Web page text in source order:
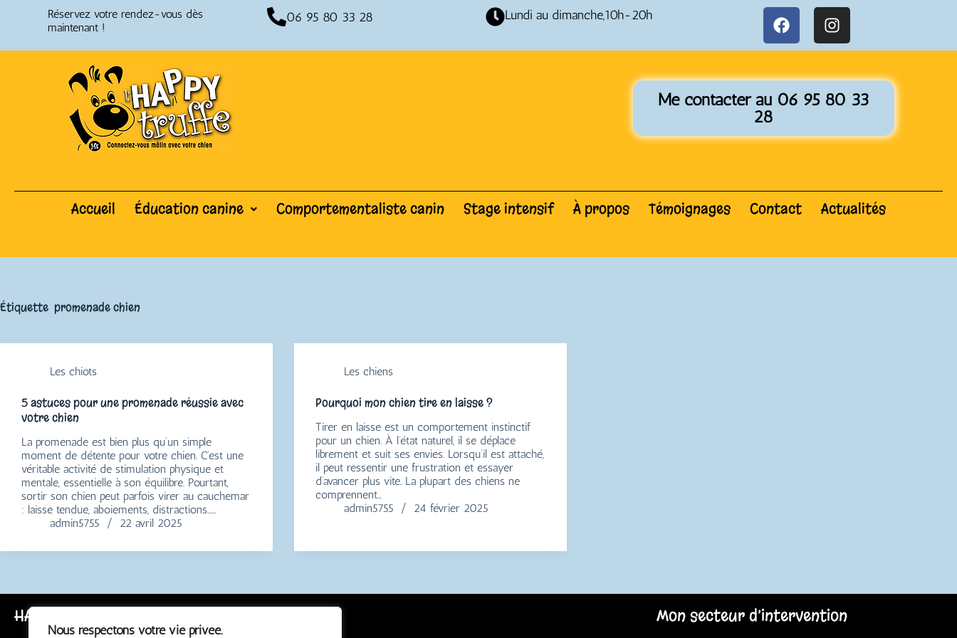
Nous respectons votre vie privée.
Réservez votre rendez-vous dès
maintenant !
06 95 80 33 28 Lundi au dimanche,10h-20h
Me contacter au 06 95 80 33
28
Accueil Éducation canine Comportementaliste canin Stage intensif À propos Témoignages Contact Actualités
Étiquette promenade chien
Les chiots
5 astuces pour une promenade réussie avec
votre chien
La promenade est bien plus qu’un simple
moment de détente pour votre chien. C’est une
véritable activité de stimulation physique et
mentale, essentielle à son équilibre. Pourtant,
sortir son chien peut parfois virer au cauchemar
: laisse tendue, aboiements, distractions……
admin5755
22 avril 2025
Les chiens
Pourquoi mon chien tire en laisse ?
Tirer en laisse est un comportement instinctif
pour un chien. À l’état naturel, il se déplace
librement et suit ses envies. Lorsqu’il est attaché,
il peut ressentir une frustration et essayer
d’avancer plus vite. La plupart des chiens ne
comprennent…
admin5755
24 février 2025
HAPPY TRUFFE Mon secteur d’intervention